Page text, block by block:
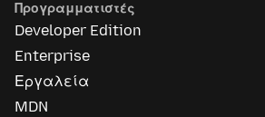
Προγραμματιστές
Developer Edition
Enterprise
Εργαλεία
MDN